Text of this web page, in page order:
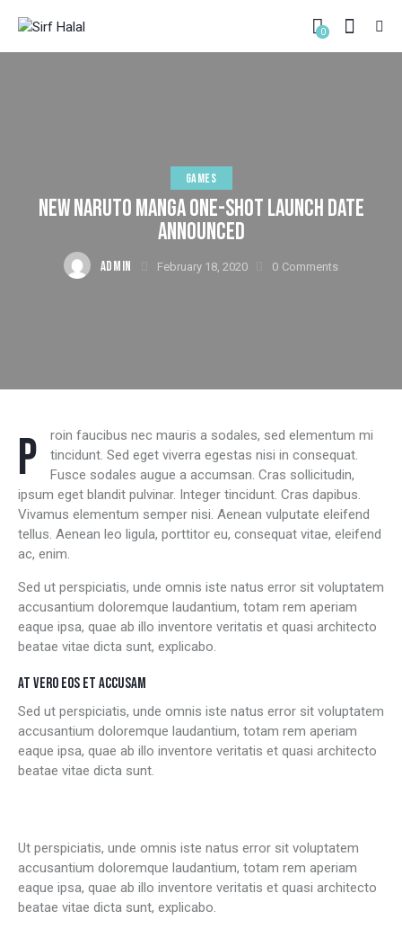
0
GAMES
NEW NARUTO MANGA ONE-SHOT LAUNCH DATE
ANNOUNCED
ADMIN February 18, 2020 0 Comments
Proin faucibus nec mauris a sodales, sed elementum mi
tincidunt. Sed eget viverra egestas nisi in consequat.
Fusce sodales augue a accumsan. Cras sollicitudin,
ipsum eget blandit pulvinar. Integer tincidunt. Cras dapibus.
Vivamus elementum semper nisi. Aenean vulputate eleifend
tellus. Aenean leo ligula, porttitor eu, consequat vitae, eleifend
ac, enim.
Sed ut perspiciatis, unde omnis iste natus error sit voluptatem
accusantium doloremque laudantium, totam rem aperiam
eaque ipsa, quae ab illo inventore veritatis et quasi architecto
beatae vitae dicta sunt, explicabo.
AT VERO EOS ET ACCUSAM
Sed ut perspiciatis, unde omnis iste natus error sit voluptatem
accusantium doloremque laudantium, totam rem aperiam
eaque ipsa, quae ab illo inventore veritatis et quasi architecto
beatae vitae dicta sunt.
Ut perspiciatis, unde omnis iste natus error sit voluptatem
accusantium doloremque laudantium, totam rem aperiam
eaque ipsa, quae ab illo inventore veritatis et quasi architecto
beatae vitae dicta sunt, explicabo.